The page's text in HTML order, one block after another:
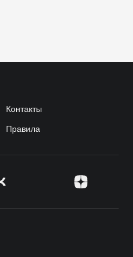
Контакты
Правила